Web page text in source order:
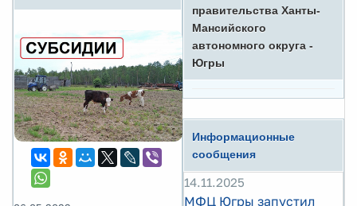
правительства Ханты-
Мансийского
автономного округа -
Югры
Информационные
сообщения
14.11.2025
МФЦ Югры запустил